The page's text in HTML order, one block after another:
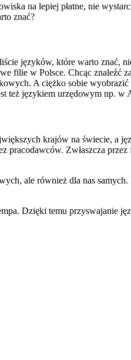
na lepiej płatne, nie
znać?
języków, które warto znać,
filie w Polsce. Chcąc znaleźć
A ciężko sobie
też językiem urzędowym np. w
krajów na świecie, a
pracodawców. Zwłaszcza
ale również dla nas
Dzięki temu przyswajanie